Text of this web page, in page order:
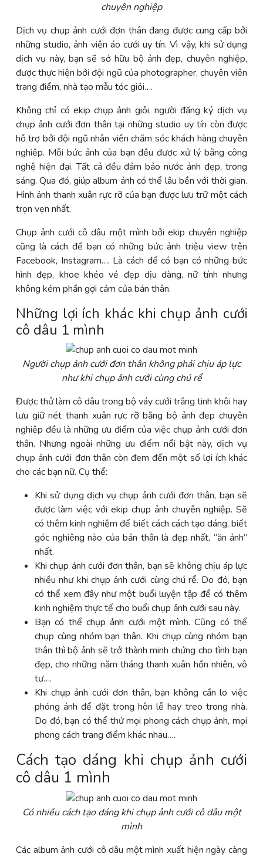
chuyên nghiệp
Dịch vụ chụp ảnh cưới đơn thân đang được cung cấp bởi
những studio, ảnh viện áo cưới uy tín. Vì vậy, khi sử dụng
dịch vụ này, bạn sẽ sở hữu bộ ảnh đẹp, chuyên nghiệp,
được thực hiện bởi đội ngũ của photographer, chuyên viên
trang điểm, nhà tạo mẫu tóc giỏi….
Không chỉ có ekip chụp ảnh giỏi, người đăng ký dịch vụ
chụp ảnh cưới đơn thân tại những studio uy tín còn được
hỗ trợ bởi đội ngũ nhân viên chăm sóc khách hàng chuyên
nghiệp. Mỗi bức ảnh của bạn đều được xử lý bằng công
nghệ hiện đại. Tất cả đều đảm bảo nước ảnh đẹp, trong
sáng. Qua đó, giúp album ảnh có thể lâu bền với thời gian.
Hình ảnh thanh xuân rực rỡ của bạn được lưu trữ một cách
trọn vẹn nhất.
Chụp ảnh cưới cô dâu một mình bởi ekip chuyên nghiệp
cũng là cách để bạn có những bức ảnh triệu view trên
Facebook, Instagram…. Là cách để có bạn có những bức
hình đẹp, khoe khéo vẻ đẹp dịu dàng, nữ tính nhưng
không kém phần gợi cảm của bản thân.
Những lợi ích khác khi chụp ảnh cưới
cô dâu 1 mình
Ngườichụp ảnh cưới đơn thân khôngphảichịu áp lực
như khi chụp ảnh cưới cùng chú rể
Được thử làm cô dâu trong bộ váy cưới trắng tinh khôi hay
lưu giữ nét thanh xuân rực rỡ bằng bộ ảnh đẹp chuyên
nghiệp đều là những ưu điểm của việc chụp ảnh cưới đơn
thân. Nhưng ngoài những ưu điểm nổi bật này, dịch vụ
chụp ảnh cưới đơn thân còn đem đến một số lợi ích khác
cho các bạn nữ. Cụ thể:
Khi sử dụng dịch vụ chụp ảnh cưới đơn thân, bạn sẽ
được làm việc với ekip chụp ảnh chuyên nghiệp. Sẽ
có thêm kinh nghiệm để biết cách cách tạo dáng, biết
góc nghiêng nào của bản thân là đẹp nhất, “ăn ảnh”
nhất.
Khi chụp ảnh cưới đơn thân, bạn sẽ không chịu áp lực
nhiều như khi chụp ảnh cưới cùng chú rể. Do đó, bạn
có thể xem đây như một buổi luyện tập để có thêm
kinh nghiệm thực tế cho buổi chụp ảnh cưới sau này.
Bạn có thể chụp ảnh cưới một mình. Cũng có thể
chụp cùng nhóm bạn thân. Khi chụp cùng nhóm bạn
thân thì bộ ảnh sẽ trở thành minh chứng cho tình bạn
đẹp, cho những năm tháng thanh xuân hồn nhiên, vô
tư….
Khi chụp ảnh cưới đơn thân, bạn không cần lo việc
phóng ảnh để đặt trong hôn lễ hay treo trong nhà.
Do đó, bạn có thể thử mọi phong cách chụp ảnh, mọi
phong cách trang điểm khác nhau….
Cách tạo dáng khi chụp ảnh cưới
cô dâu 1 mình
Có nhiều cách tạo dáng khi chụp ảnh cưới cô dâu một
mình
Các album ảnh cưới cô dâu một mình xuất hiện ngày càng